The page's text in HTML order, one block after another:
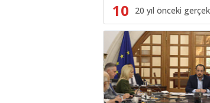
10 20 yıl önceki gerçek